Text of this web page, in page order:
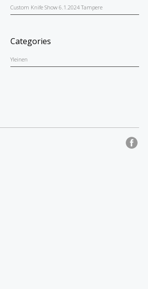
Custom Knife Show 6.1.2024 Tampere
Categories
Yleinen